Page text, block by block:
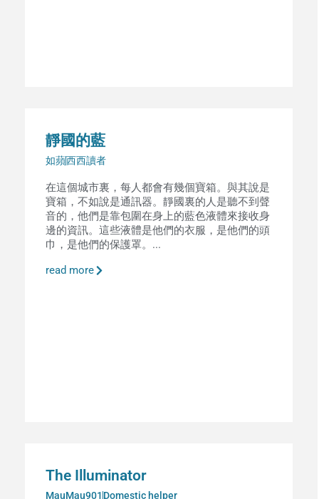
靜國的藍
如蘋西西讀者
在這個城市裏，每人都會有幾個寶箱。與其說是
寶箱，不如說是通訊器。靜國裏的人是聽不到聲
音的，他們是靠包圍在身上的藍色液體來接收身
邊的資訊。這些液體是他們的衣服，是他們的頭
巾，是他們的保護罩。...
read more
The Illuminator
MauMau901 Domestic helper